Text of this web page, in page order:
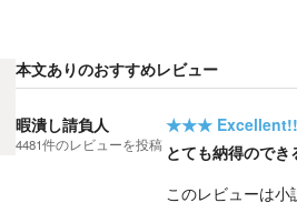
本文ありのおすすめレビュー
暇潰し請負人
4481件のレビューを投稿
★★★
とても納得のでき
このレビューは小